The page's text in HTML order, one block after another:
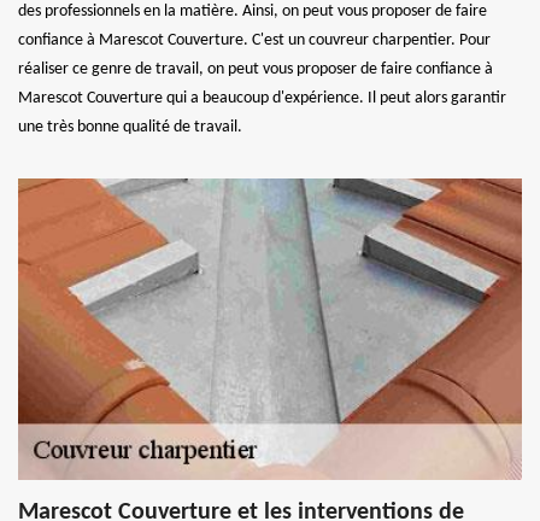
des professionnels en la matière. Ainsi, on peut vous proposer de faire
confiance à Marescot Couverture. C'est un couvreur charpentier. Pour
réaliser ce genre de travail, on peut vous proposer de faire confiance à
Marescot Couverture qui a beaucoup d'expérience. Il peut alors garantir
une très bonne qualité de travail.
Marescot Couverture et les interventions de